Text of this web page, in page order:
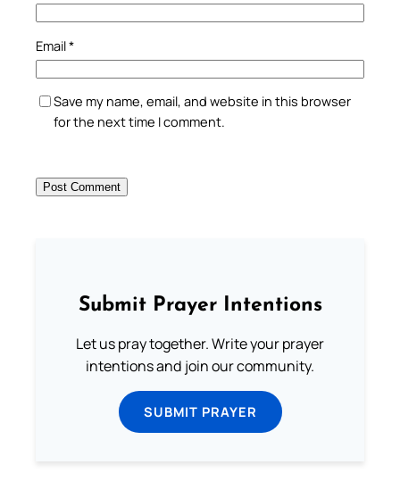
Email*
Save my name, email, and website in this browser
for the next time I comment.
Submit Prayer Intentions
Let us pray together. Write your prayer
intentions and join our community.
SUBMIT PRAYER